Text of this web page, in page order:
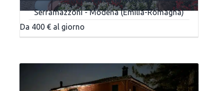
Serramazzoni - Modena (Emilia-Romagna)
Da 400 € al giorno